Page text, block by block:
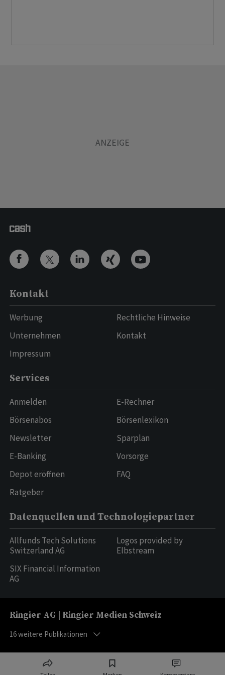
Kontakt
Werbung
Unternehmen
Impressum
Rechtliche Hinweise
Kontakt
Services
Anmelden
Börsenabos
Newsletter
E-Banking
Depot eröffnen
Ratgeber
E-Rechner
Börsenlexikon
Sparplan
Vorsorge
FAQ
Datenquellen und Technologiepartner
Allfunds Tech Solutions
Switzerland AG
SIX Financial Information
AG
Logos provided by
Elbstream
Ringier AG | Ringier Medien Schweiz
16weitere Publikationen